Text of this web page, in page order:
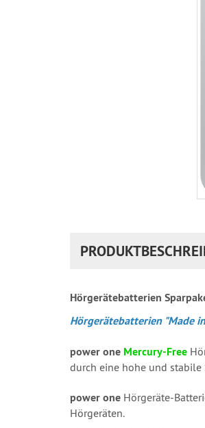
Hörgerätebatterien
Hörgerätebatterien "Made
power one Mercury-Free
durch eine hohe und stabile
power one Hörgeräte-
Hörgeräten.